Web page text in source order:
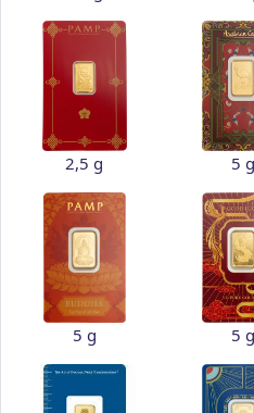
2,5 g 5 g
5 g 5 g